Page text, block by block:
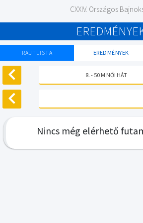
CXXIV. Országos
RAJTLISTA EREDMÉNYEK
8. - 50 M NŐI HÁT
Nincs még elérhető